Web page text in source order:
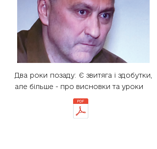
Два роки позаду: Є звитяга і здобутки,
але більше - про висновки та уроки